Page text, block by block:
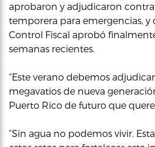
aprobaron y adjudicaron
temporera para emergencias, y
Control Fiscal aprobó
semanas recientes.
“Este verano debemos
megavatios de nueva
Puerto Rico de futuro que
“Sin agua no podemos vivir.